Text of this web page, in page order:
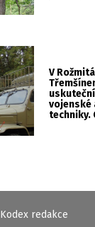
V
vojenské
techniky.
Kodex redakce